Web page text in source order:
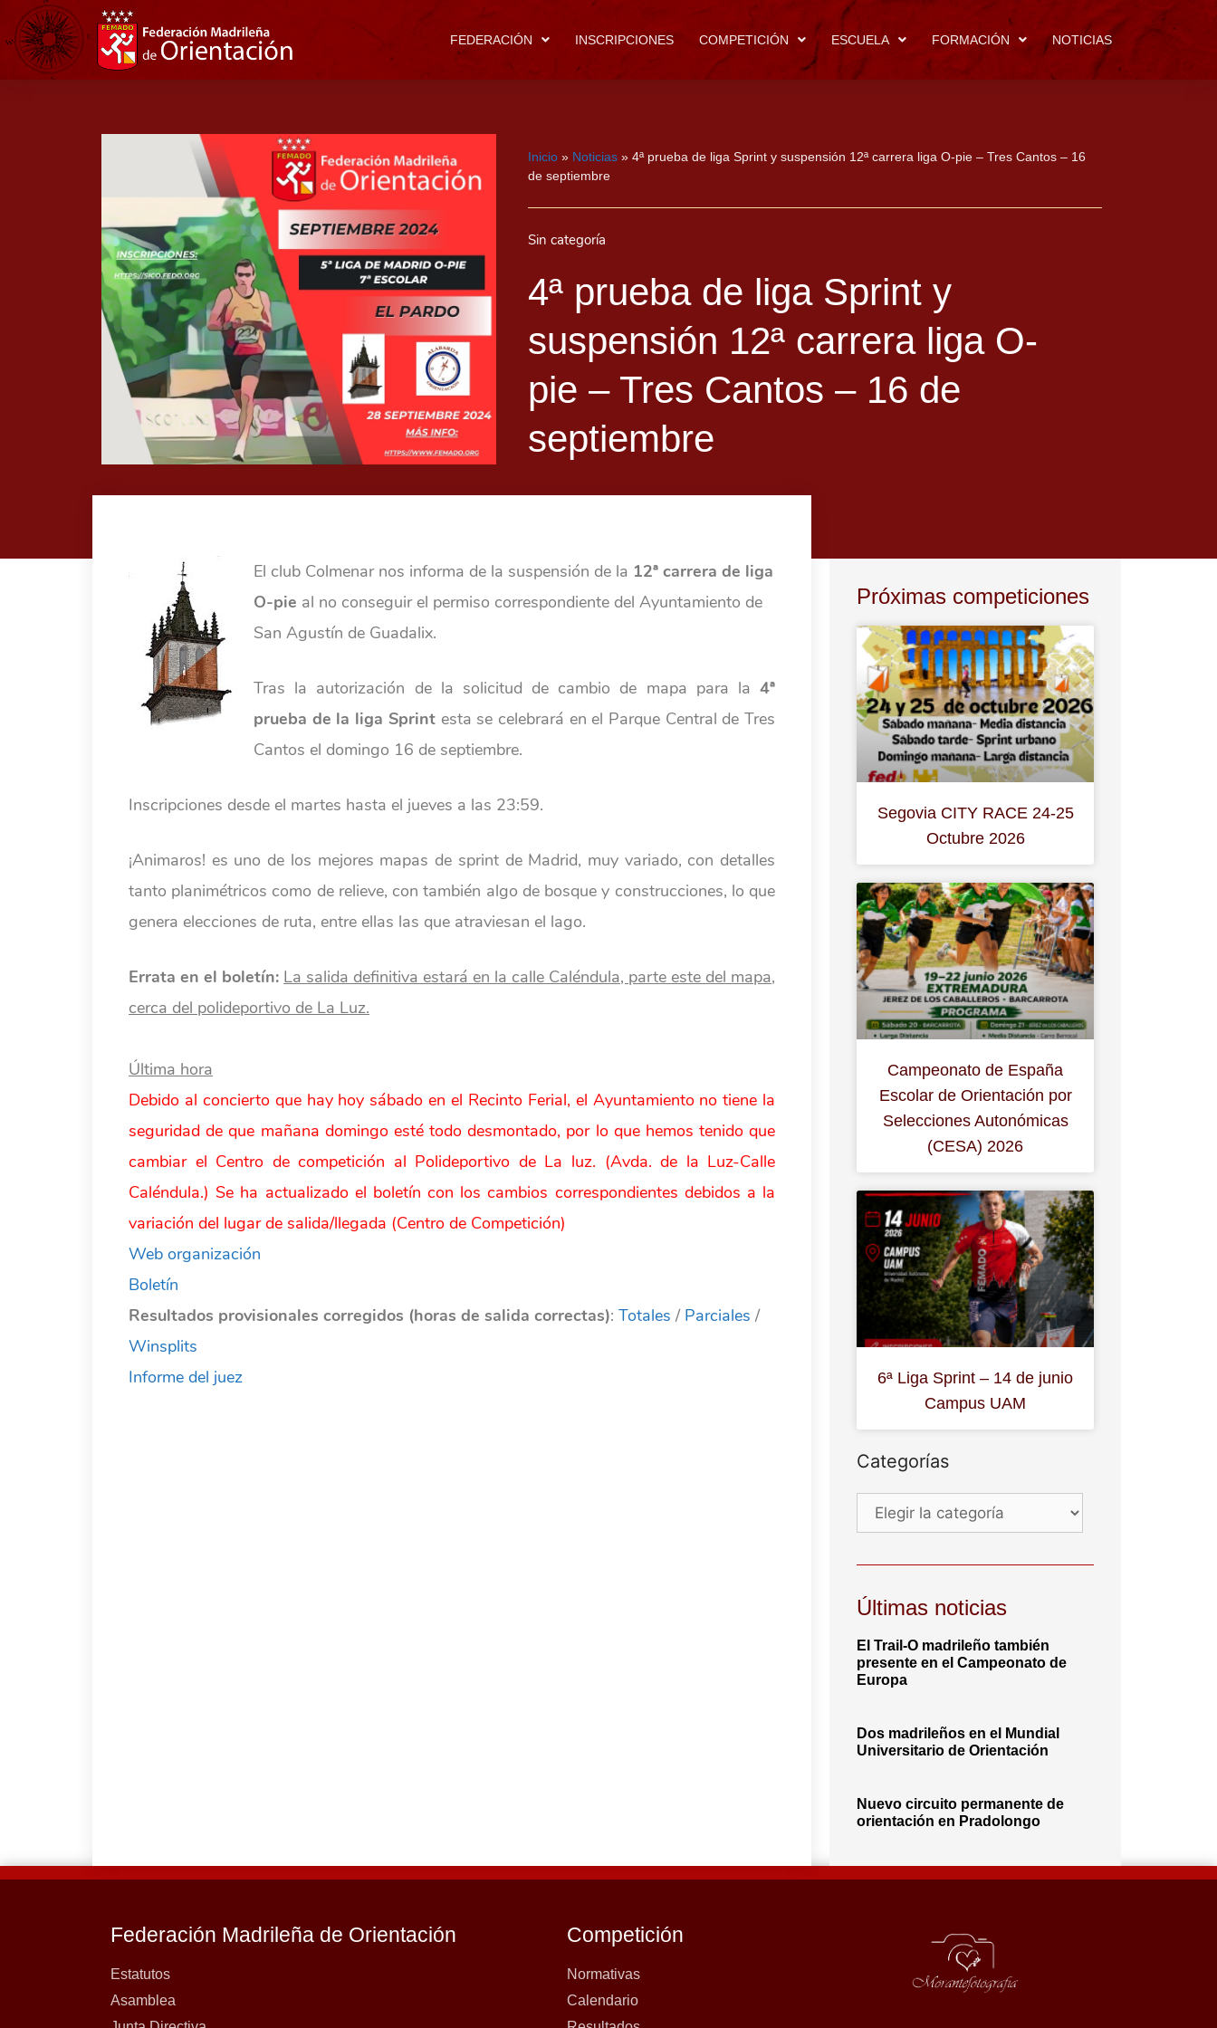
FEDERACIÓN INSCRIPCIONES COMPETICIÓN ESCUELA FORMACIÓN NOTICIAS
Inicio » Noticias » 4ª prueba de liga Sprint y suspensión 12ª carrera liga O-pie – Tres Cantos – 16
de septiembre
Sin categoría
4ª prueba de liga Sprint y
suspensión 12ª carrera liga O-
pie – Tres Cantos – 16 de
septiembre
El club Colmenar nos informa de la suspensión de la 12ª carrera de liga
O-pie al no conseguir el permiso correspondiente del Ayuntamiento de
San Agustín de Guadalix.
Tras la autorización de la solicitud de cambio de mapa para la4ª
prueba de la liga Sprintesta se celebrará en el Parque Central de Tres
Cantos el domingo 16 de septiembre.
Inscripciones desde el martes hasta el jueves a las 23:59.
¡Animaros! es uno de los mejores mapas de sprint de Madrid, muy variado, con detalles
tanto planimétricos como de relieve, con también algo de bosque y construcciones, lo que
genera elecciones de ruta, entre ellas las que atraviesan el lago.
Errata en el boletín: La salida definitiva estará en la calle Caléndula, parte este del mapa,
cerca del polideportivo de La Luz.
Última hora
Debido al concierto que hay hoy sábado en el Recinto Ferial, el Ayuntamiento no tiene la
seguridad de que mañana domingo esté todo desmontado, por lo que hemos tenido que
cambiar el Centro de competición al Polideportivo de La luz. (Avda. de la Luz-Calle
Caléndula.) Se ha actualizado el boletín con los cambios correspondientes debidos a la
variación del lugar de salida/llegada (Centro de Competición)
Web organización
Boletín
Resultados provisionales corregidos (horas de salida correctas): Totales / Parciales /
Winsplits
Informe del juez
Próximas competiciones
Segovia CITY RACE 24-25
Octubre 2026
Campeonato de España
Escolar de Orientación por
Selecciones Autonómicas
(CESA) 2026
6ª Liga Sprint – 14 de junio
Campus UAM
Categorías
Últimas noticias
El Trail-O madrileño también
presente en el Campeonato de
Europa
Dos madrileños en el Mundial
Universitario de Orientación
Nuevo circuito permanente de
orientación en Pradolongo
Federación Madrileña de Orientación
Estatutos
Asamblea
Competición
Normativas
Calendario